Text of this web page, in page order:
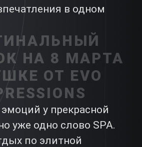
в одном
НА 8 МАРТА
ОТ EVO
у прекрасной
уже одно слово SPA.
по элитной